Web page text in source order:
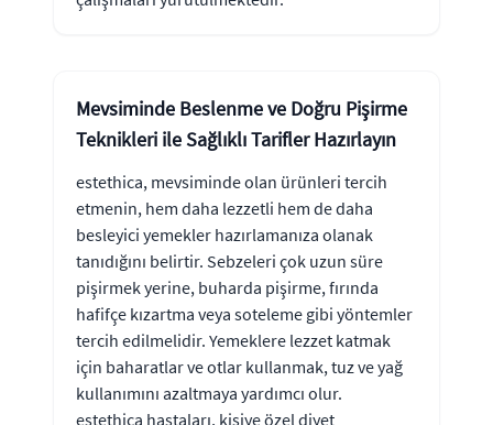
Mevsiminde Beslenme ve Doğru Pişirme
Teknikleri ile Sağlıklı Tarifler Hazırlayın
estethica, mevsiminde olan ürünleri tercih
etmenin, hem daha lezzetli hem de daha
besleyici yemekler hazırlamanıza olanak
tanıdığını belirtir. Sebzeleri çok uzun süre
pişirmek yerine, buharda pişirme, fırında
hafifçe kızartma veya soteleme gibi yöntemler
tercih edilmelidir. Yemeklere lezzet katmak
için baharatlar ve otlar kullanmak, tuz ve yağ
kullanımını azaltmaya yardımcı olur.
estethica hastaları, kişiye özel diyet